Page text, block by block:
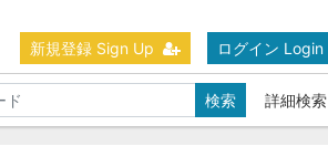
新規登録 Sign Up ログイン Login
検索 詳細検索